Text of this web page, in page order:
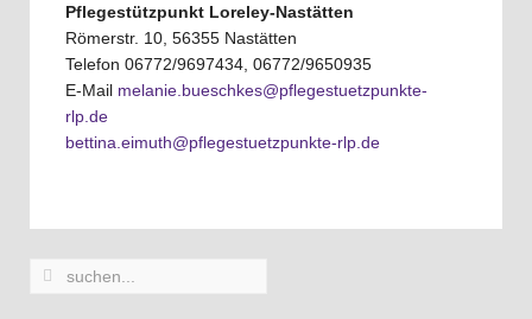
Pflegestützpunkt Loreley-Nastätten
Römerstr. 10, 56355 Nastätten
Telefon 06772/9697434, 06772/9650935
E-Mail melanie.bueschkes@pflegestuetzpunkte-
rlp.de
bettina.eimuth@pflegestuetzpunkte-rlp.de